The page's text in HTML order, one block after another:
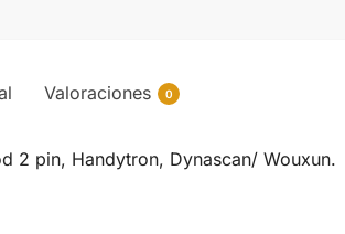
Valoraciones 0
2 pin, Handytron, Dynascan/ Wouxun.